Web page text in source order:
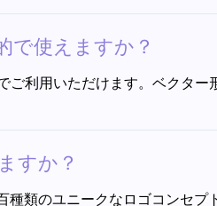
で使えますか？
利用いただけます。ベクタ
すか？
類のユニークなロゴコンセ